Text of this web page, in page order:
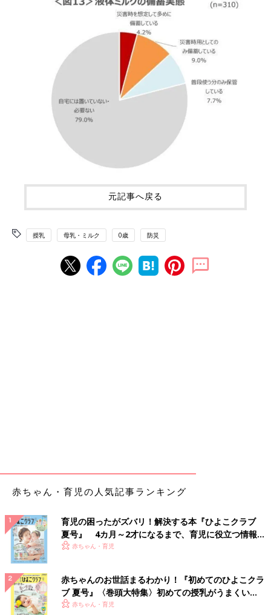
元記事へ戻る
授乳 母乳・ミルク 0歳 防災
赤ちゃん・育児の人気記事ランキング
育児の困ったがズバリ！解決する本『ひよこクラブ
夏号』 4カ月～2才になるまで、育児に役立つ情報が
いっぱい！
赤ちゃん・育児
赤ちゃんのお世話まるわかり！『初めてのひよこクラ
ブ 夏号』〈巻頭大特集〉初めての授乳がうまくい
く！ おっぱい・ミルクの基本と夏のトラブル 解決テ
赤ちゃん・育児